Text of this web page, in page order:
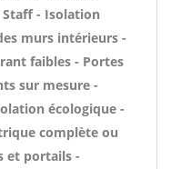
Staff - Isolation
murs intérieurs -
faibles - Portes
sur mesure -
écologique -
complète ou
et portails -